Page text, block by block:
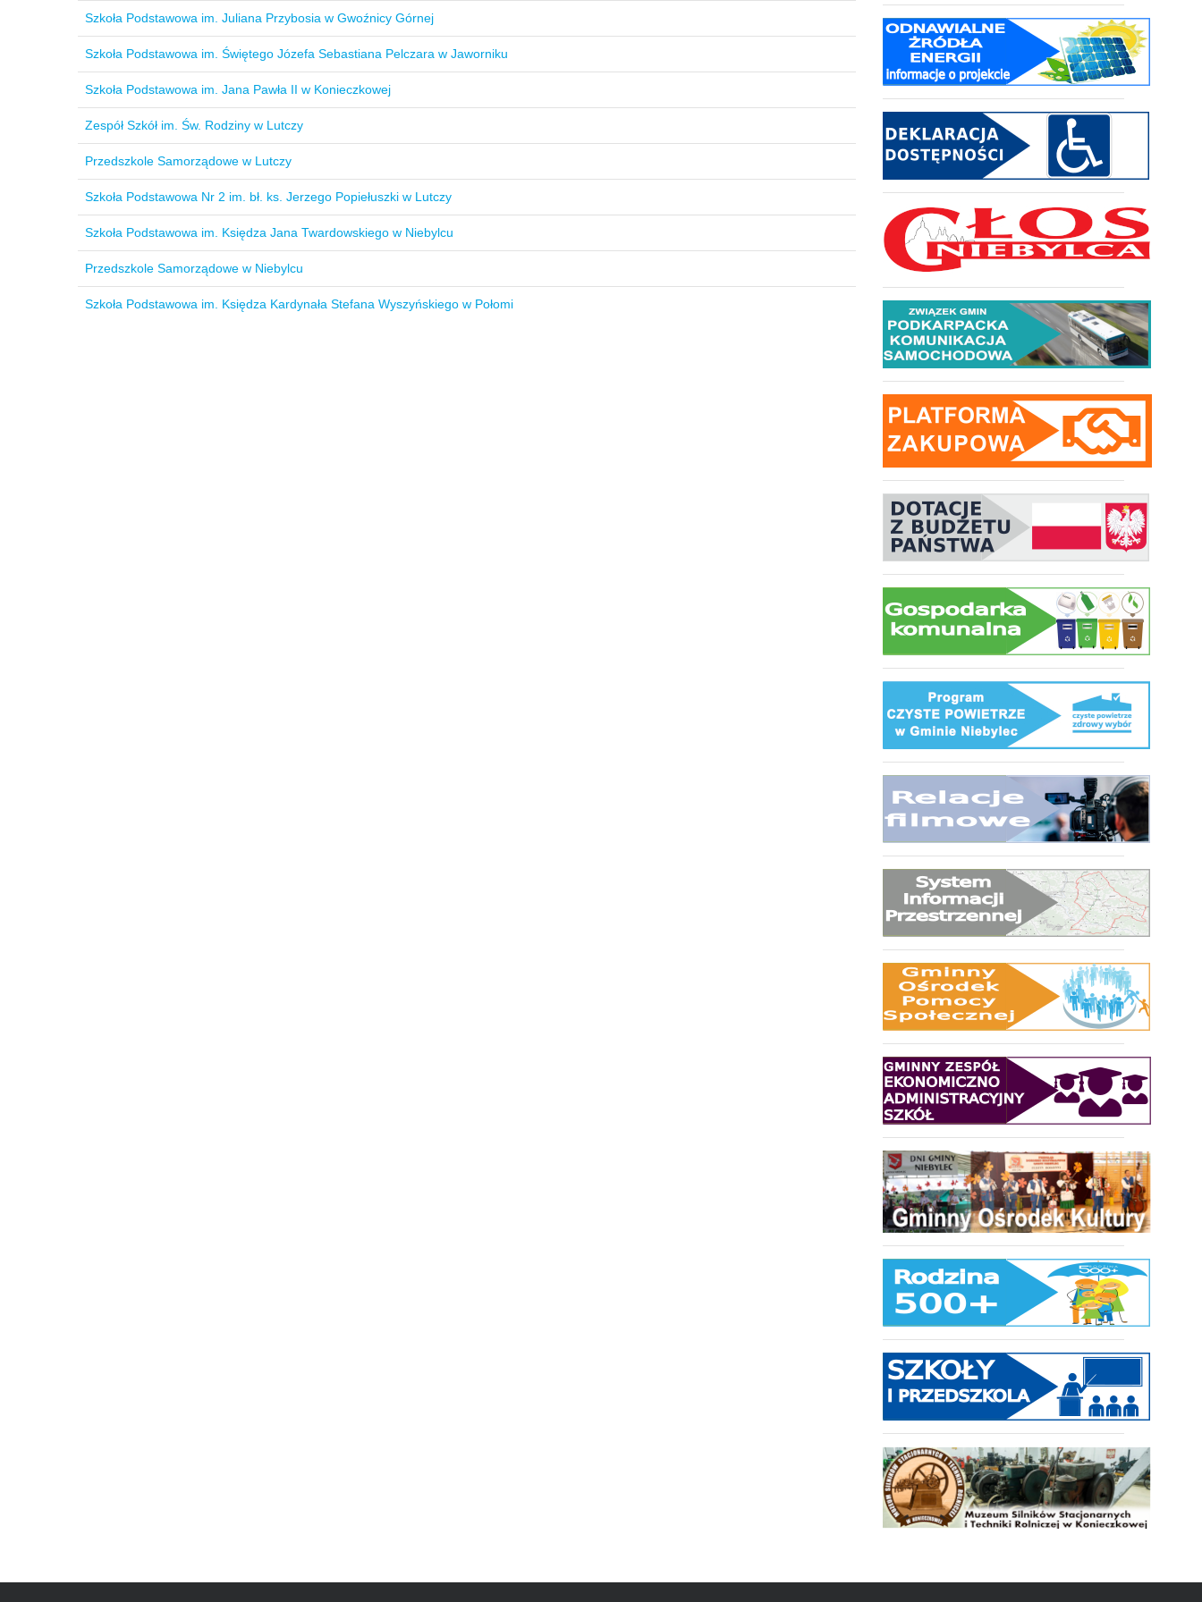
Szkoła Podstawowa im. Juliana Przybosia w Gwoźnicy Górnej
Szkoła Podstawowa im. Świętego Józefa Sebastiana Pelczara w Jaworniku
Szkoła Podstawowa im. Jana Pawła II w Konieczkowej
Zespół Szkół im. Św. Rodziny w Lutczy
Przedszkole Samorządowe w Lutczy
Szkoła Podstawowa Nr 2 im. bł. ks. Jerzego Popiełuszki w Lutczy
Szkoła Podstawowa im. Księdza Jana Twardowskiego w Niebylcu
Przedszkole Samorządowe w Niebylcu
Szkoła Podstawowa im. Księdza Kardynała Stefana Wyszyńskiego w Połomi